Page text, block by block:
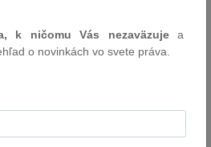
skutočnosti predpokladané v
bremena alebo zmeny pomerov
k ničomu Vás nezaväzujea
o novinkách vo svete práva.